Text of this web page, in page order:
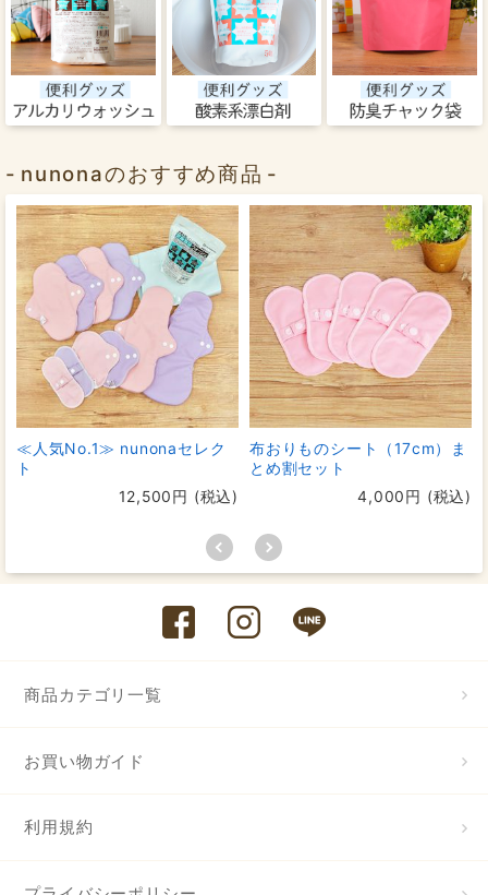
nunonaのおすすめ商品
≪人気No.1≫ nunonaセレク
ト
12,500円 (税込)
布おりものシート（17cm）ま
とめ割セット
4,000円 (税込)
商品カテゴリ一覧
お買い物ガイド
利用規約